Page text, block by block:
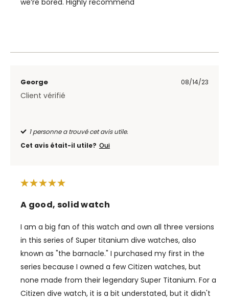
we’re bored. Highly recommend
George 08/14/23
Client vérifié
1 personne a trouvé cet avis utile.
Cet avis était-il utile? Oui
A good, solid watch
I am a big fan of this watch and own all three versions
in this series of Super titanium dive watches, also
known as "the barnacle." I purchased my first in the
series because I owned a few Citizen watches, but
none made from their legendary Super Titanium. For a
Citizen dive watch, it is a bit understated, but it didn't